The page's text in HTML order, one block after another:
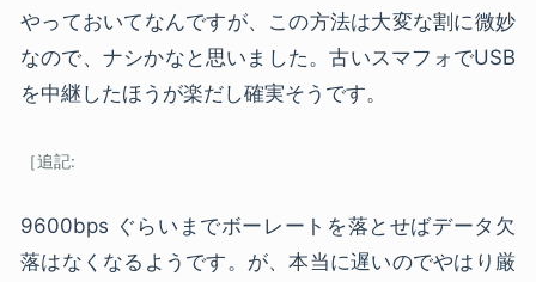
やっておいてなんですが、この方法は大変な割に微妙
なので、ナシかなと思いました。古いスマフォでUSB
を中継したほうが楽だし確実そうです。
9600bps ぐらいまでボーレートを落とせばデータ欠
落はなくなるようです。が、本当に遅いのでやはり厳